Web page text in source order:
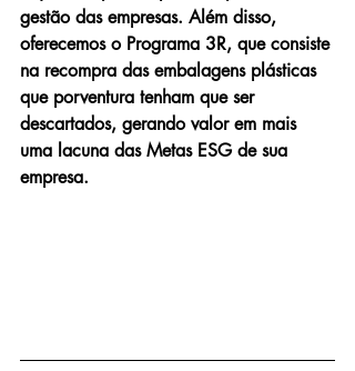
gestão das empresas. Além disso,
oferecemos o Programa 3R, que consiste
na recompra das embalagens plásticas
que porventura tenham que ser
descartados, gerando valor em mais
uma lacuna das Metas ESG de sua
empresa.